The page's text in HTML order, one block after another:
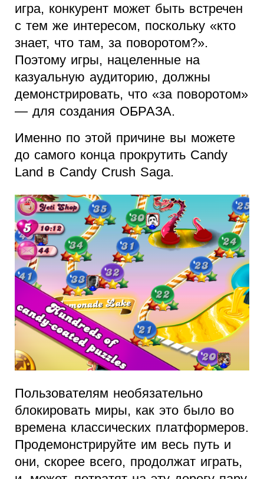
игра, конкурент может быть встречен
с тем же интересом, поскольку «кто
знает, что там, за поворотом?».
Поэтому игры, нацеленные на
казуальную аудиторию, должны
демонстрировать, что «за поворотом»
— для создания ОБРАЗА.
Именно по этой причине вы можете
до самого конца прокрутить Candy
Land в Candy Crush Saga.
Пользователям необязательно
блокировать миры, как это было во
времена классических платформеров.
Продемонстрируйте им весь путь и
они, скорее всего, продолжат играть,